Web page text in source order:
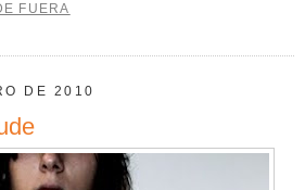
FUERA
DE 2010